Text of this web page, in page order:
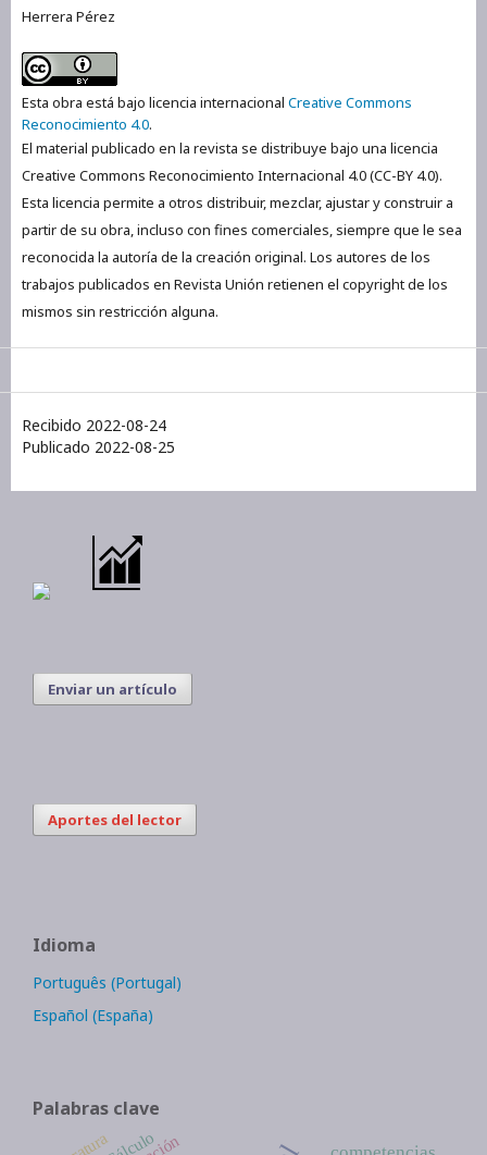
Herrera Pérez
Esta obra está bajo licencia internacional Creative Commons
Reconocimiento 4.0.
El material publicado en la revista se distribuye bajo una licencia
Creative Commons Reconocimiento Internacional 4.0 (CC-BY 4.0).
Esta licencia permite a otros distribuir, mezclar, ajustar y construir a
partir de su obra, incluso con fines comerciales, siempre que le sea
reconocida la autoría de la creación original. Los autores de los
trabajos publicados en Revista Unión retienen el copyright de los
mismos sin restricción alguna.
Recibido 2022-08-24
Publicado 2022-08-25
Enviar un artículo
Aportes del lector
Idioma
Português (Portugal)
Español (España)
Palabras clave